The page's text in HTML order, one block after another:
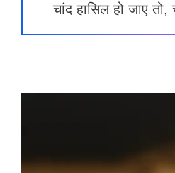
चांद हासिल हो जाए